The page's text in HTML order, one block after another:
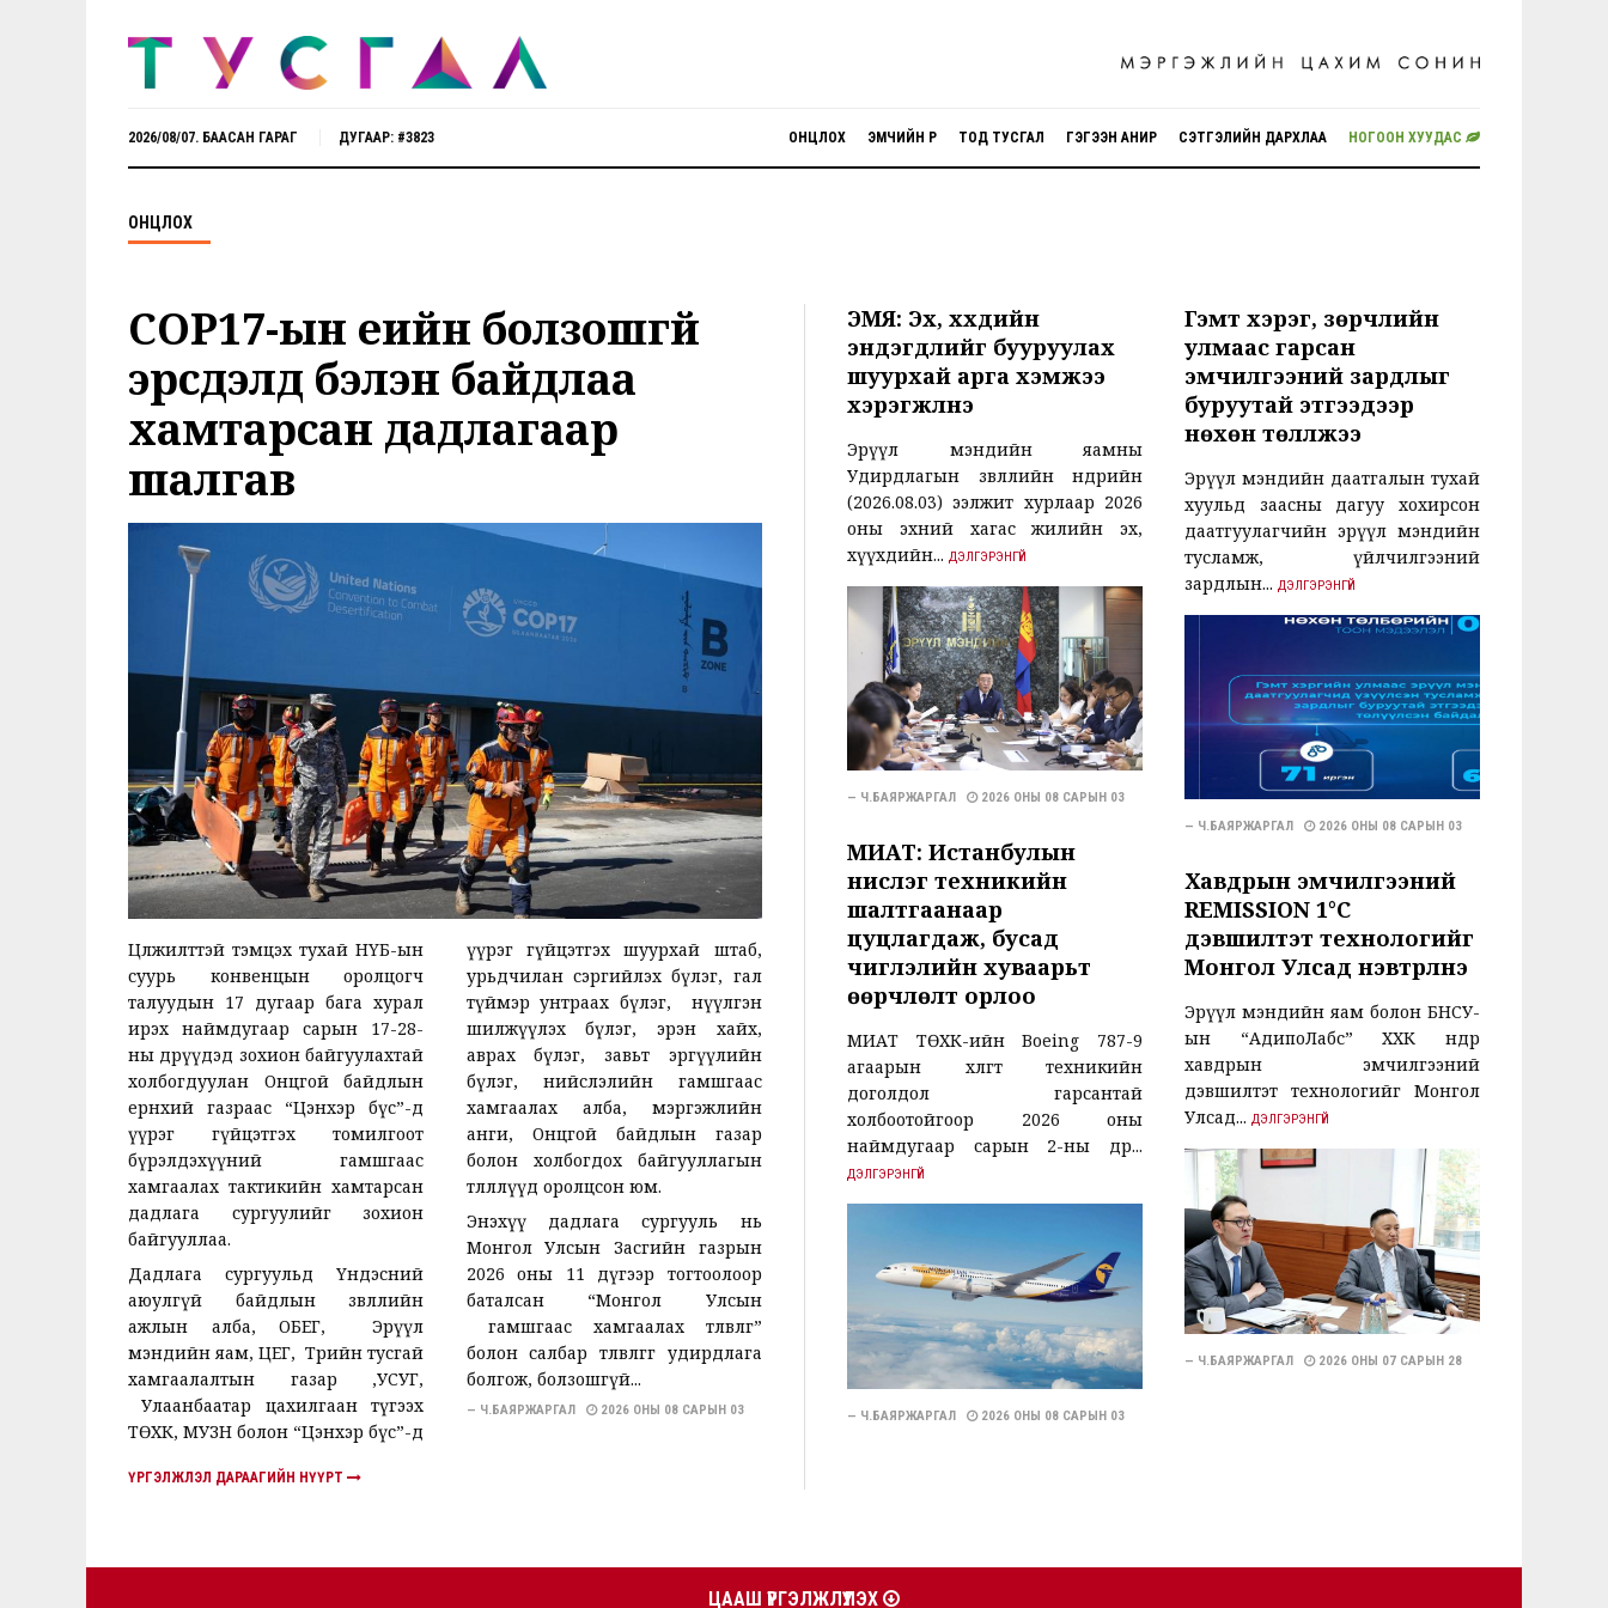
ОНЦЛОХ ЭМЧИЙН ӨРӨӨ ТОД ТУСГАЛ ГЭГЭЭН АНИР СЭТГЭЛИЙН ДАРХЛАА НОГООН ХУУДАС
2026/08/07. БААСАН ГАРАГ ДУГААР: #3823
ОНЦЛОХ
COP17-ын үеийн болзошгүй
эрсдэлд бэлэн байдлаа
хамтарсан дадлагаар
шалгав
Цөлжилттэй тэмцэх тухай НҮБ-ын
суурь конвенцын оролцогч
талуудын 17 дугаар бага хурал
ирэх наймдугаар сарын 17-28-
ны өдрүүдэд зохион байгуулахтай
холбогдуулан Онцгой байдлын
ерөнхий газраас “Цэнхэр бүс”-д
үүрэг гүйцэтгэх томилгоот
бүрэлдэхүүний гамшгаас
хамгаалах тактикийн хамтарсан
дадлага сургуулийг зохион
байгууллаа.
Дадлага сургуульд Үндэсний
аюулгүй байдлын зөвлөлийн
ажлын алба, ОБЕГ, Эрүүл
мэндийн яам, ЦЕГ, Төрийн тусгай
хамгаалалтын газар ,УСУГ,
Улаанбаатар цахилгаан түгээх
ТӨХК, МУЗН болон “Цэнхэр бүс”-д
үүрэг гүйцэтгэх шуурхай штаб,
урьдчилан сэргийлэх бүлэг, гал
түймэр унтраах бүлэг, нүүлгэн
шилжүүлэх бүлэг, эрэн хайх,
аврах бүлэг, завьт эргүүлийн
бүлэг, нийслэлийн гамшгаас
хамгаалах алба, мэргэжлийн
анги, Онцгой байдлын газар
болон холбогдох байгууллагын
төлөөллүүд оролцсон юм.
Энэхүү дадлага сургууль нь
Монгол Улсын Засгийн газрын
2026 оны 11 дүгээр тогтоолоор
баталсан “Монгол Улсын
гамшгаас хамгаалах төлөвлөгөө”
болон салбар төлөвлөгөөг удирдлага
болгож, болзошгүй...
— Ч.БАЯРЖАРГАЛ 2026 ОНЫ 08 САРЫН 03
ҮРГЭЛЖЛЭЛ ДАРААГИЙН НҮҮРТ
ЭМЯ: Эх, хүүхдийн
эндэгдлийг бууруулах
шуурхай арга хэмжээ
хэрэгжүүлнэ
Эрүүл мэндийн яамны
Удирдлагын зөвлөлийн өнөөдрийн
(2026.08.03) ээлжит хурлаар 2026
оны эхний хагас жилийн эх,
хүүхдийн... ДЭЛГЭРЭНГҮЙ
— Ч.БАЯРЖАРГАЛ 2026 ОНЫ 08 САРЫН 03
МИАТ: Истанбулын
нислэг техникийн
шалтгаанаар
цуцлагдаж, бусад
чиглэлийн хуваарьт
өөрчлөлт орлоо
МИАТ ТӨХК-ийн Boeing 787-9
агаарын хөлөгт техникийн
доголдол гарсантай
холбоотойгоор 2026 оны
наймдугаар сарын 2-ны өдөр...
ДЭЛГЭРЭНГҮЙ
— Ч.БАЯРЖАРГАЛ 2026 ОНЫ 08 САРЫН 03
Гэмт хэрэг, зөрчлийн
улмаас гарсан
эмчилгээний зардлыг
буруутай этгээдээр
нөхөн төлүүлжээ
Эрүүл мэндийн даатгалын тухай
хуульд заасны дагуу хохирсон
даатгуулагчийн эрүүл мэндийн
тусламж, үйлчилгээний
зардлын... ДЭЛГЭРЭНГҮЙ
— Ч.БАЯРЖАРГАЛ 2026 ОНЫ 08 САРЫН 03
Хавдрын эмчилгээний
REMISSION 1°C
дэвшилтэт технологийг
Монгол Улсад нэвтрүүлнэ
Эрүүл мэндийн яам болон БНСУ-
ын “АдипоЛабс” ХХК өнөөдөр
хавдрын эмчилгээний
дэвшилтэт технологийг Монгол
Улсад... ДЭЛГЭРЭНГҮЙ
— Ч.БАЯРЖАРГАЛ 2026 ОНЫ 07 САРЫН 28
ЦААШ ҮРГЭЛЖЛҮҮЛЭХ